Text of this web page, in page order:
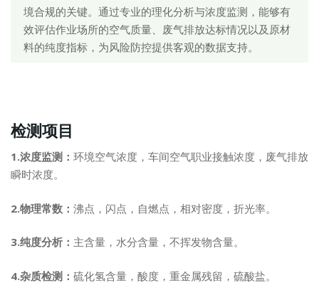
境合规的关键。通过专业的理化分析与浓度监测，能够有
效评估作业场所的空气质量、废气排放达标情况以及原材
料的纯度指标，为风险防控提供客观的数据支持。
检测项目
1.浓度监测： 环境空气浓度，车间空气职业接触浓度，废气排放
瞬时浓度。
2.物理常数： 沸点，闪点，自燃点，相对密度，折光率。
3.纯度分析： 主含量，水分含量，不挥发物含量。
4.杂质检测： 硫化氢含量，酸度，重金属残留，硫酸盐。